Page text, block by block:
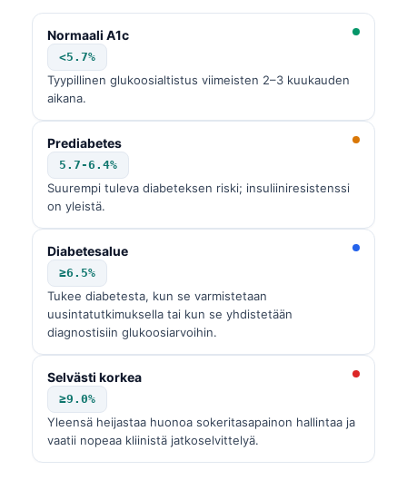
Normaali A1c
<5.7%
Tyypillinen glukoosialtistus viimeisten 2–3 kuukauden
aikana.
Prediabetes
5.7-6.4%
Suurempi tuleva diabeteksen riski; insuliiniresistenssi
on yleistä.
Diabetesalue
≥6.5%
Tukee diabetesta, kun se varmistetaan
uusintatutkimuksella tai kun se yhdistetään
diagnostisiin glukoosiarvoihin.
Selvästi korkea
≥9.0%
Yleensä heijastaa huonoa sokeritasapainon hallintaa ja
vaatii nopeaa kliinistä jatkoselvittelyä.